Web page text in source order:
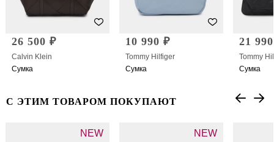
26 500 ₽
Calvin Klein
Сумка
10 990 ₽
Tommy Hilfiger
Сумка
21
Tommy
Сумка
С ЭТИМ ТОВАРОМ ПОКУПАЮТ
NEW NEW